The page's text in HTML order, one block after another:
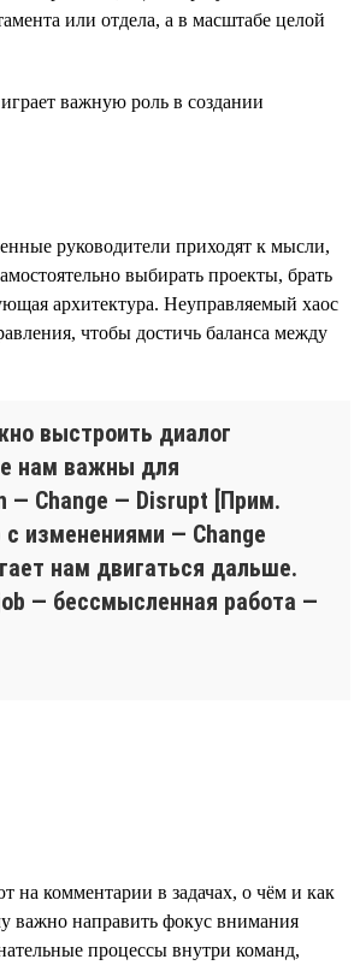
или отдела, а в масштабе целой
важную роль в создании
руководители приходят к мысли,
выбирать проекты, брать
архитектура. Неуправляемый хаос
чтобы достичь баланса между
выстроить диалог
нам важны для
— Change — Disrupt [Прим.
изменениями — Change
нам двигаться дальше.
— бессмысленная работа —
на комментарии в задачах, о чём и как
важно направить фокус внимания
процессы внутри команд,